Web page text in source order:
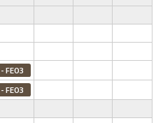
FE03
FE03